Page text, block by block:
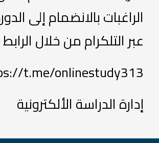
الراغبات بالانضمام إلى
عبر التلكرام من خلال الرابط
t.me/onlinestudy313
إدارة الدراسة الألكترونية